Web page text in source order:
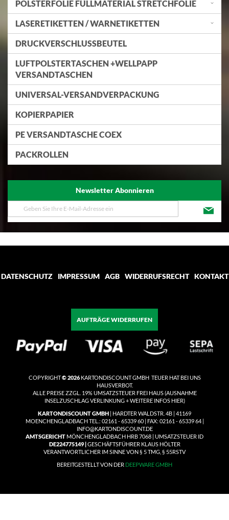
POLSTERFOLIE FÜLLMATERIAL STRETCHFOLIE
LASERETIKETTEN / WARNETIKETTEN
DRUCKVERSCHLUSSBEUTEL
LUFTPOLSTERTASCHEN +WELLPAPP
VERSANDTASCHEN
UNIVERSAL-VERSANDVERPACKUNG
KOPIERPAPIER
PE VERSANDTASCHE COEX
PACKROLLEN
Newsletter Abonnieren
Melden
Sie
unseren
DATENSCHUTZ
IMPRESSUM AGB WIDERRUFSRECHT KONTAKT
AUFTRÄGE WIDERRUFEN
COPYRIGHT© 2026KARTONDISCOUNT GMBH TEUER HAT BEI UNS
HAUSVERBOT.
ALLE PREISE ZZGL. 19% UMSATZSTEUER FREI HAUS(AUSNAHME
INSELZUSCHLAG VERLINKUNG + WEITERE INFOS HIER)
KARTONDISCOUNT GMBH | HARDTER WALDSTR. 4B | 41169
MOENCHENGLADBACH TEL.: 02161 - 65339 60 | FAX: 02161 - 65339 64 |
INFO@KARTONDISCOUNT.DE
AMTSGERICHT MÖNCHENGLADBACH HRB 7068 | UMSATZSTEUER ID
DE224775149 |GESCHÄFTSFÜHRER KLAUS HÖLTER
VERANTWORTLICHER IM SINNE VON § 5 TMG, § 55RSTV
BEREITGESTELLT VON DER DEEPWARE GMBH